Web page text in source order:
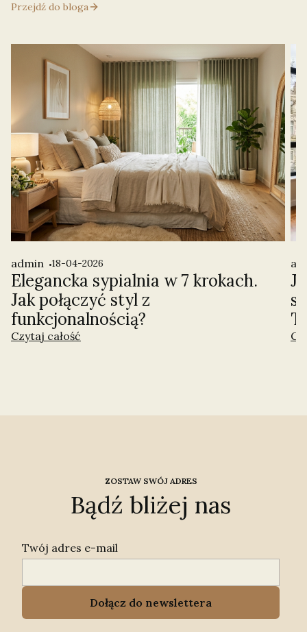
Przejdź do bloga
admin 18-04-2026
Elegancka sypialnia w 7 krokach.
Jak połączyć styl z
funkcjonalnością?
Czytaj całość
ZOSTAW SWÓJ ADRES
Bądź bliżej nas
Twój adres e-mail
Dołącz do newslettera